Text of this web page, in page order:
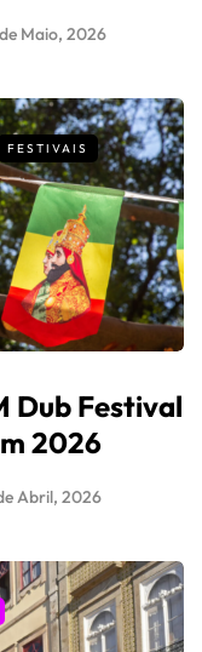
Maio, 2026
FESTIVAIS
Dub Festival
2026
Abril, 2026